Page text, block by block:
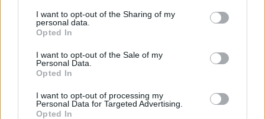
I want to opt-out of the Sharing of my
personal data.
Opted In
I want to opt-out of the Sale of my
Personal Data.
Opted In
I want to opt-out of processing my
Personal Data for Targeted Advertising.
Opted In